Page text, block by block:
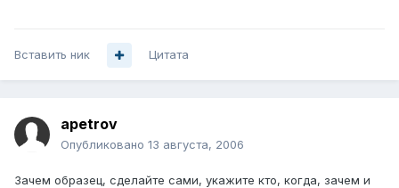
Вставить ник Цитата
apetrov
Опубликовано 13 августа, 2006
Зачем образец, сделайте сами, укажите кто, когда, зачем и